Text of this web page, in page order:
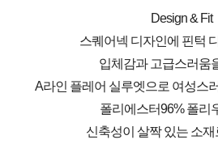
Design & Fit
스퀘어넥 디자인에 핀턱
입체감과 고급스러움
A라인 플레어 실루엣으로 여성스
폴리에스터96% 폴리
신축성이 살짝 있는 소재